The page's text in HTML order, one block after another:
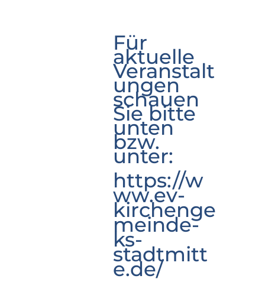
Für
aktuelle
Veranstalt
ungen
schauen
Sie bitte
unten
bzw.
unter:
https://w
ww.ev-
kirchenge
meinde-
ks-
stadtmitt
e.de/